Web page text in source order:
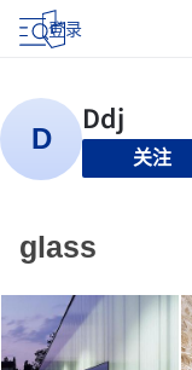
登录
关注
glass